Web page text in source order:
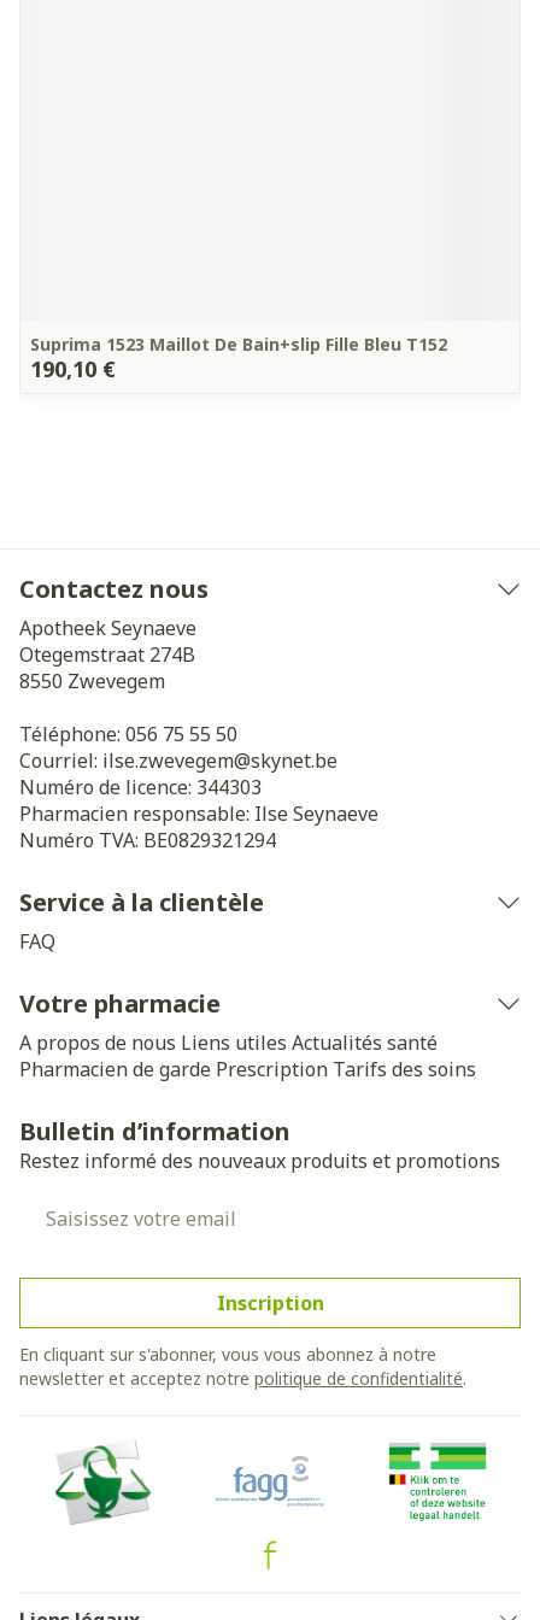
Suprima 1523 Maillot De Bain+slip Fille Bleu T152
190,10 €
Contactez nous
Apotheek Seynaeve
Otegemstraat 274B
8550 Zwevegem
Téléphone: 056 75 55 50
Courriel: ilse.zwevegem@skynet.be
Numéro de licence: 344303
Pharmacien responsable: Ilse Seynaeve
Numéro TVA: BE0829321294
Service à la clientèle
FAQ
Votre pharmacie
A propos de nous Liens utiles Actualités santé
Pharmacien de garde Prescription Tarifs des soins
Bulletin d’information
Restez informé des nouveaux produits et promotions
Inscription
En cliquant sur s'abonner, vous vous abonnez à notre
newsletter et acceptez notre politique de confidentialité.